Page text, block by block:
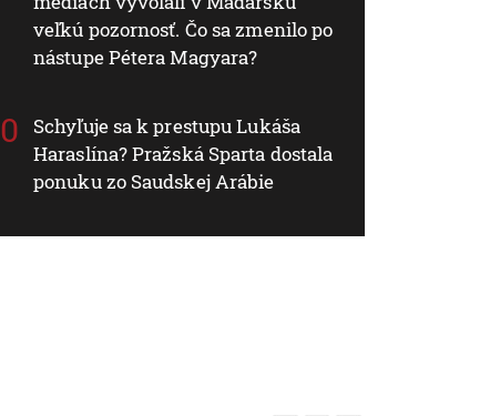
veľkú pozornosť. Čo sa zmenilo po
nástupe Pétera Magyara?
Schyľuje sa k prestupu Lukáša
Haraslína? Pražská Sparta dostala
ponuku zo Saudskej Arábie